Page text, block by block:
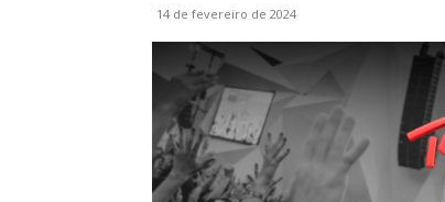
14 de fevereiro de 2024